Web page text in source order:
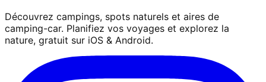
Découvrez campings, spots naturels et aires de
camping-car. Planifiez vos voyages et explorez la
nature, gratuit sur iOS & Android.